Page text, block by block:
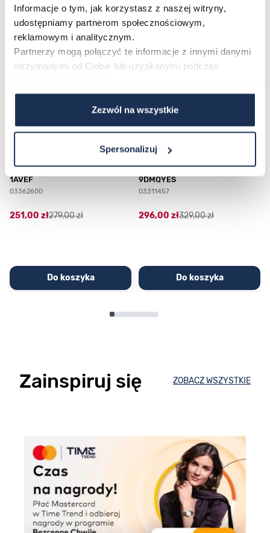
Informacje o tym, jak korzystasz z naszej witryny,
udostępniamy partnerom społecznościowym,
reklamowym i analitycznym.
Partnerzy mogą połączyć te informacje z innymi danymi
otrzymanymi od Ciebie lub uzyskanymi podczas
Zezwól na wszystkie
Spersonalizuj
Poruszanie się po elementach karuzeli jest możliwe za pomocą
Naciśnij, aby pominąć karuzelę
Naciśnij, aby przejść do nawigacji karuzeli
CASIO Sport AE-1200WHD-
1AVEF
03362600
251,00 zł279,00 zł
Do koszyka
Casio Sport AQ-230GA-
9DMQYES
03311457
296,00 zł329,00 zł
Do koszyka
Zainspiruj się ZOBACZ WSZYSTKIE